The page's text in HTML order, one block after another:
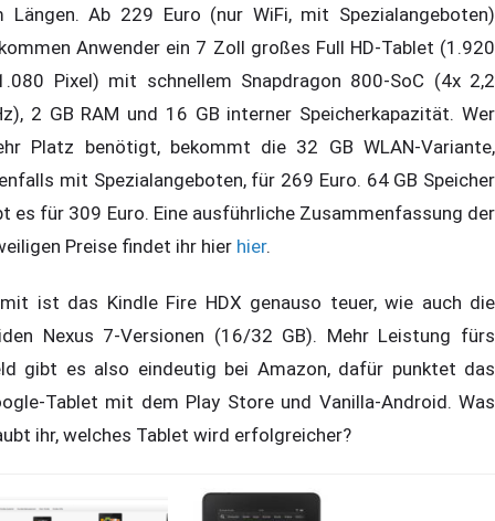
Längen. Ab 229 Euro (nur WiFi, mit Spezialangeboten)
Anwender ein 7 Zoll großes Full HD-Tablet (1.920
Pixel) mit schnellem Snapdragon 800-SoC (4x 2,2
2 GB RAM und 16 GB interner Speicherkapazität. Wer
Platz benötigt, bekommt die 32 GB WLAN-Variante,
mit Spezialangeboten, für 269 Euro. 64 GB Speicher
es für 309 Euro. Eine ausführliche Zusammenfassung der
Preise findet ihr hier hier.
ist das Kindle Fire HDX genauso teuer, wie auch die
Nexus 7-Versionen (16/32 GB). Mehr Leistung fürs
gibt es also eindeutig bei Amazon, dafür punktet das
Tablet mit dem Play Store und Vanilla-Android. Was
ihr, welches Tablet wird erfolgreicher?